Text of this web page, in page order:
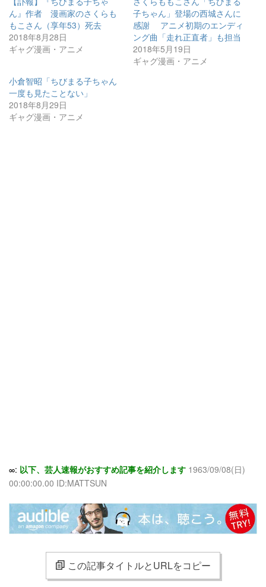
ん』作者 漫画家のさくらも
もこさん（享年53）死去
2018年8月28日
ギャグ漫画・アニメ
子ちゃん」登場の西城さんに
感謝 アニメ初期のエンディ
ング曲「走れ正直者」も担当
2018年5月19日
ギャグ漫画・アニメ
小倉智昭「ちびまる子ちゃん
一度も見たことない」
2018年8月29日
ギャグ漫画・アニメ
∞: 以下、芸人速報がおすすめ記事を紹介します 1963/09/08(日)
00:00:00.00 ID:MATTSUN
この記事タイトルとURLをコピー